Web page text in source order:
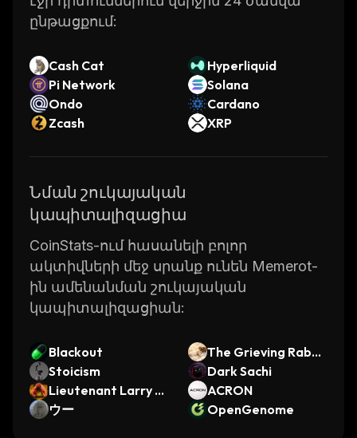
ընթացքում:
Cash Cat
Hyperliquid
Pi Network
Solana
Ondo
Cardano
Zcash
XRP
Նման շուկայական
կապիտալիզացիա
CoinStats-ում հասանելի բոլոր
ակտիվների մեջ սրանք ունեն Memerot-
ին ամենանման շուկայական
կապիտալիզացիան:
Blackout
The Grieving Rabbi
t
Stoicism
Dark Sachi
Lieutenant Larry th
e Lobster
ACRON
ウー
OpenGenome